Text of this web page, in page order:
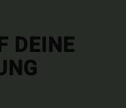
DEINE